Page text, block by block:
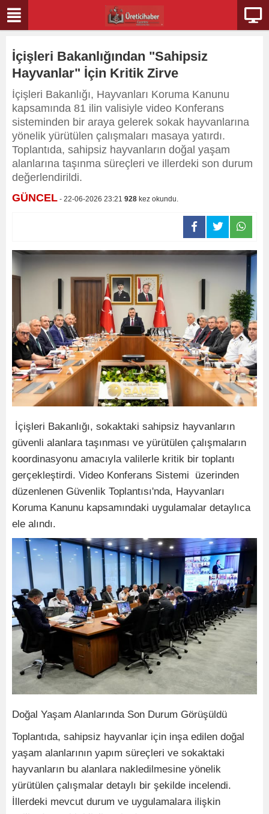
İçişleri Bakanlığından "Sahipsiz
Hayvanlar" İçin Kritik Zirve
İçişleri Bakanlığı, Hayvanları Koruma Kanunu
kapsamında 81 ilin valisiyle video Konferans
sisteminden bir araya gelerek sokak hayvanlarına
yönelik yürütülen çalışmaları masaya yatırdı.
Toplantıda, sahipsiz hayvanların doğal yaşam
alanlarına taşınma süreçleri ve illerdeki son durum
değerlendirildi.
GÜNCEL - 22-06-2026 23:21 928 kez okundu.
İçişleri Bakanlığı, sokaktaki sahipsiz hayvanların
güvenli alanlara taşınması ve yürütülen çalışmaların
koordinasyonu amacıyla valilerle kritik bir toplantı
gerçekleştirdi. Video Konferans Sistemi üzerinden
düzenlenen Güvenlik Toplantısı'nda, Hayvanları
Koruma Kanunu kapsamındaki uygulamalar detaylıca
ele alındı.
Doğal Yaşam Alanlarında Son Durum Görüşüldü
Toplantıda, sahipsiz hayvanlar için inşa edilen doğal
yaşam alanlarının yapım süreçleri ve sokaktaki
hayvanların bu alanlara nakledilmesine yönelik
yürütülen çalışmalar detaylı bir şekilde incelendi.
İllerdeki mevcut durum ve uygulamalara ilişkin